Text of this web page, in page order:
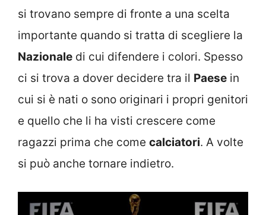
si trovano sempre di fronte a una scelta
importante quando si tratta di scegliere la
Nazionale di cui difendere i colori. Spesso
ci si trova a dover decidere tra il Paese in
cui si è nati o sono originari i propri genitori
e quello che li ha visti crescere come
ragazzi prima che come calciatori. A volte
si può anche tornare indietro.